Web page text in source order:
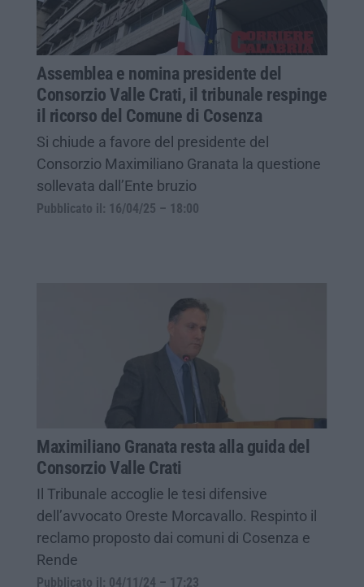
Assemblea e nomina presidente del
Consorzio Valle Crati, il tribunale respinge
il ricorso del Comune di Cosenza
Si chiude a favore del presidente del
Consorzio Maximiliano Granata la questione
sollevata dall’Ente bruzio
Pubblicato il: 16/04/25 – 18:00
Maximiliano Granata resta alla guida del
Consorzio Valle Crati
Il Tribunale accoglie le tesi difensive
dell’avvocato Oreste Morcavallo. Respinto il
reclamo proposto dai comuni di Cosenza e
Rende
Pubblicato il: 04/11/24 – 17:23